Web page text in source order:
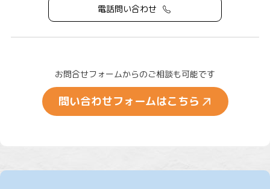
電話問い合わせ
お問合せフォームからのご相談も可能です
問い合わせフォームはこちら